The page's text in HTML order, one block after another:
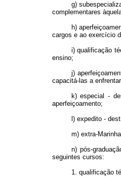
g)
complementares
h)
cargos e ao exercício
i) qualificação
ensino;
j)
capacitá-las a
k) especial -
aperfeiçoamento;
l) expedito -
m) extra-
n) pós-
seguintes cursos:
1. qualificação